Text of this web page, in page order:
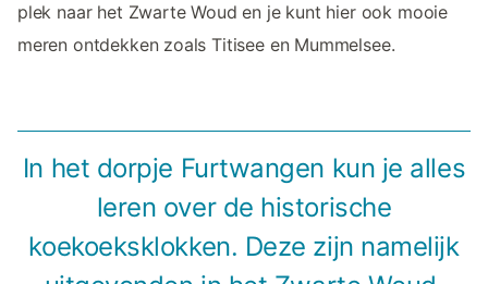
plek naar het Zwarte Woud en je kunt hier ook mooie
meren ontdekken zoals Titisee en Mummelsee.
In het dorpje Furtwangen kun je alles
leren over de historische
koekoeksklokken. Deze zijn namelijk